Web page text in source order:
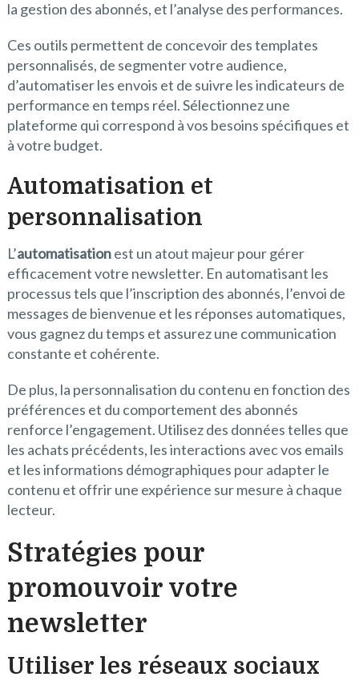
la gestion des abonnés, et l’analyse des performances.
Ces outils permettent de concevoir des templates
personnalisés, de segmenter votre audience,
d’automatiser les envois et de suivre les indicateurs de
performance en temps réel. Sélectionnez une
plateforme qui correspond à vos besoins spécifiques et
à votre budget.
Automatisation et
personnalisation
L’automatisationest un atout majeur pour gérer
efficacement votre newsletter. En automatisant les
processus tels que l’inscription des abonnés, l’envoi de
messages de bienvenue et les réponses automatiques,
vous gagnez du temps et assurez une communication
constante et cohérente.
De plus, la personnalisation du contenu en fonction des
préférences et du comportement des abonnés
renforce l’engagement. Utilisez des données telles que
les achats précédents, les interactions avec vos emails
et les informations démographiques pour adapter le
contenu et offrir une expérience sur mesure à chaque
lecteur.
Stratégies pour
promouvoir votre
newsletter
Utiliser les réseaux sociaux